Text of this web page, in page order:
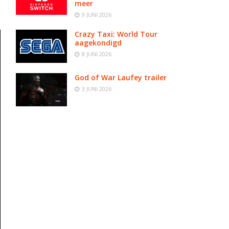
meer
9 JUNI 2026
Crazy Taxi: World Tour
aagekondigd
8 JUNI 2026
God of War Laufey trailer
3 JUNI 2026